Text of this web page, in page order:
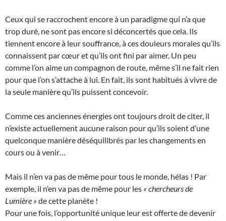
Ceux qui se raccrochent encore à un paradigme qui n’a que
trop duré, ne sont pas encore si déconcertés que cela. Ils
tiennent encore à leur souffrance, à ces douleurs morales qu’ils
connaissent par cœur et qu’ils ont fini par aimer. Un peu
comme l’on aime un compagnon de route, même s’il ne fait rien
pour que l’on s’attache à lui. En fait, ils sont habitués à vivre de
la seule manière qu’ils puissent concevoir.
Comme ces anciennes énergies ont toujours droit de citer, il
n’existe actuellement aucune raison pour qu’ils soient d’une
quelconque manière déséquilibrés par les changements en
cours ou à venir…
Mais il n’en va pas de même pour tous le monde, hélas ! Par
exemple, il n’en va pas de même pour les « chercheurs de
Lumière » de cette planète !
Pour une fois, l’opportunité unique leur est offerte de devenir